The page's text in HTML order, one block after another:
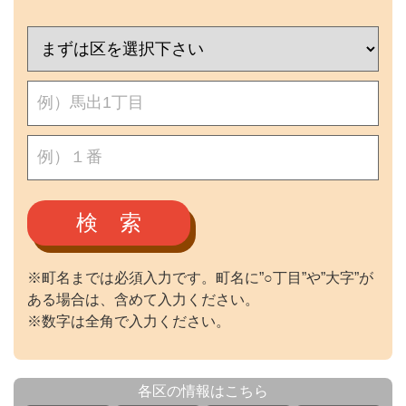
検 索
※町名までは必須入力です。町名に”○丁目”や”大字”が
ある場合は、含めて入力ください。
※数字は全角で入力ください。
各区の情報はこちら